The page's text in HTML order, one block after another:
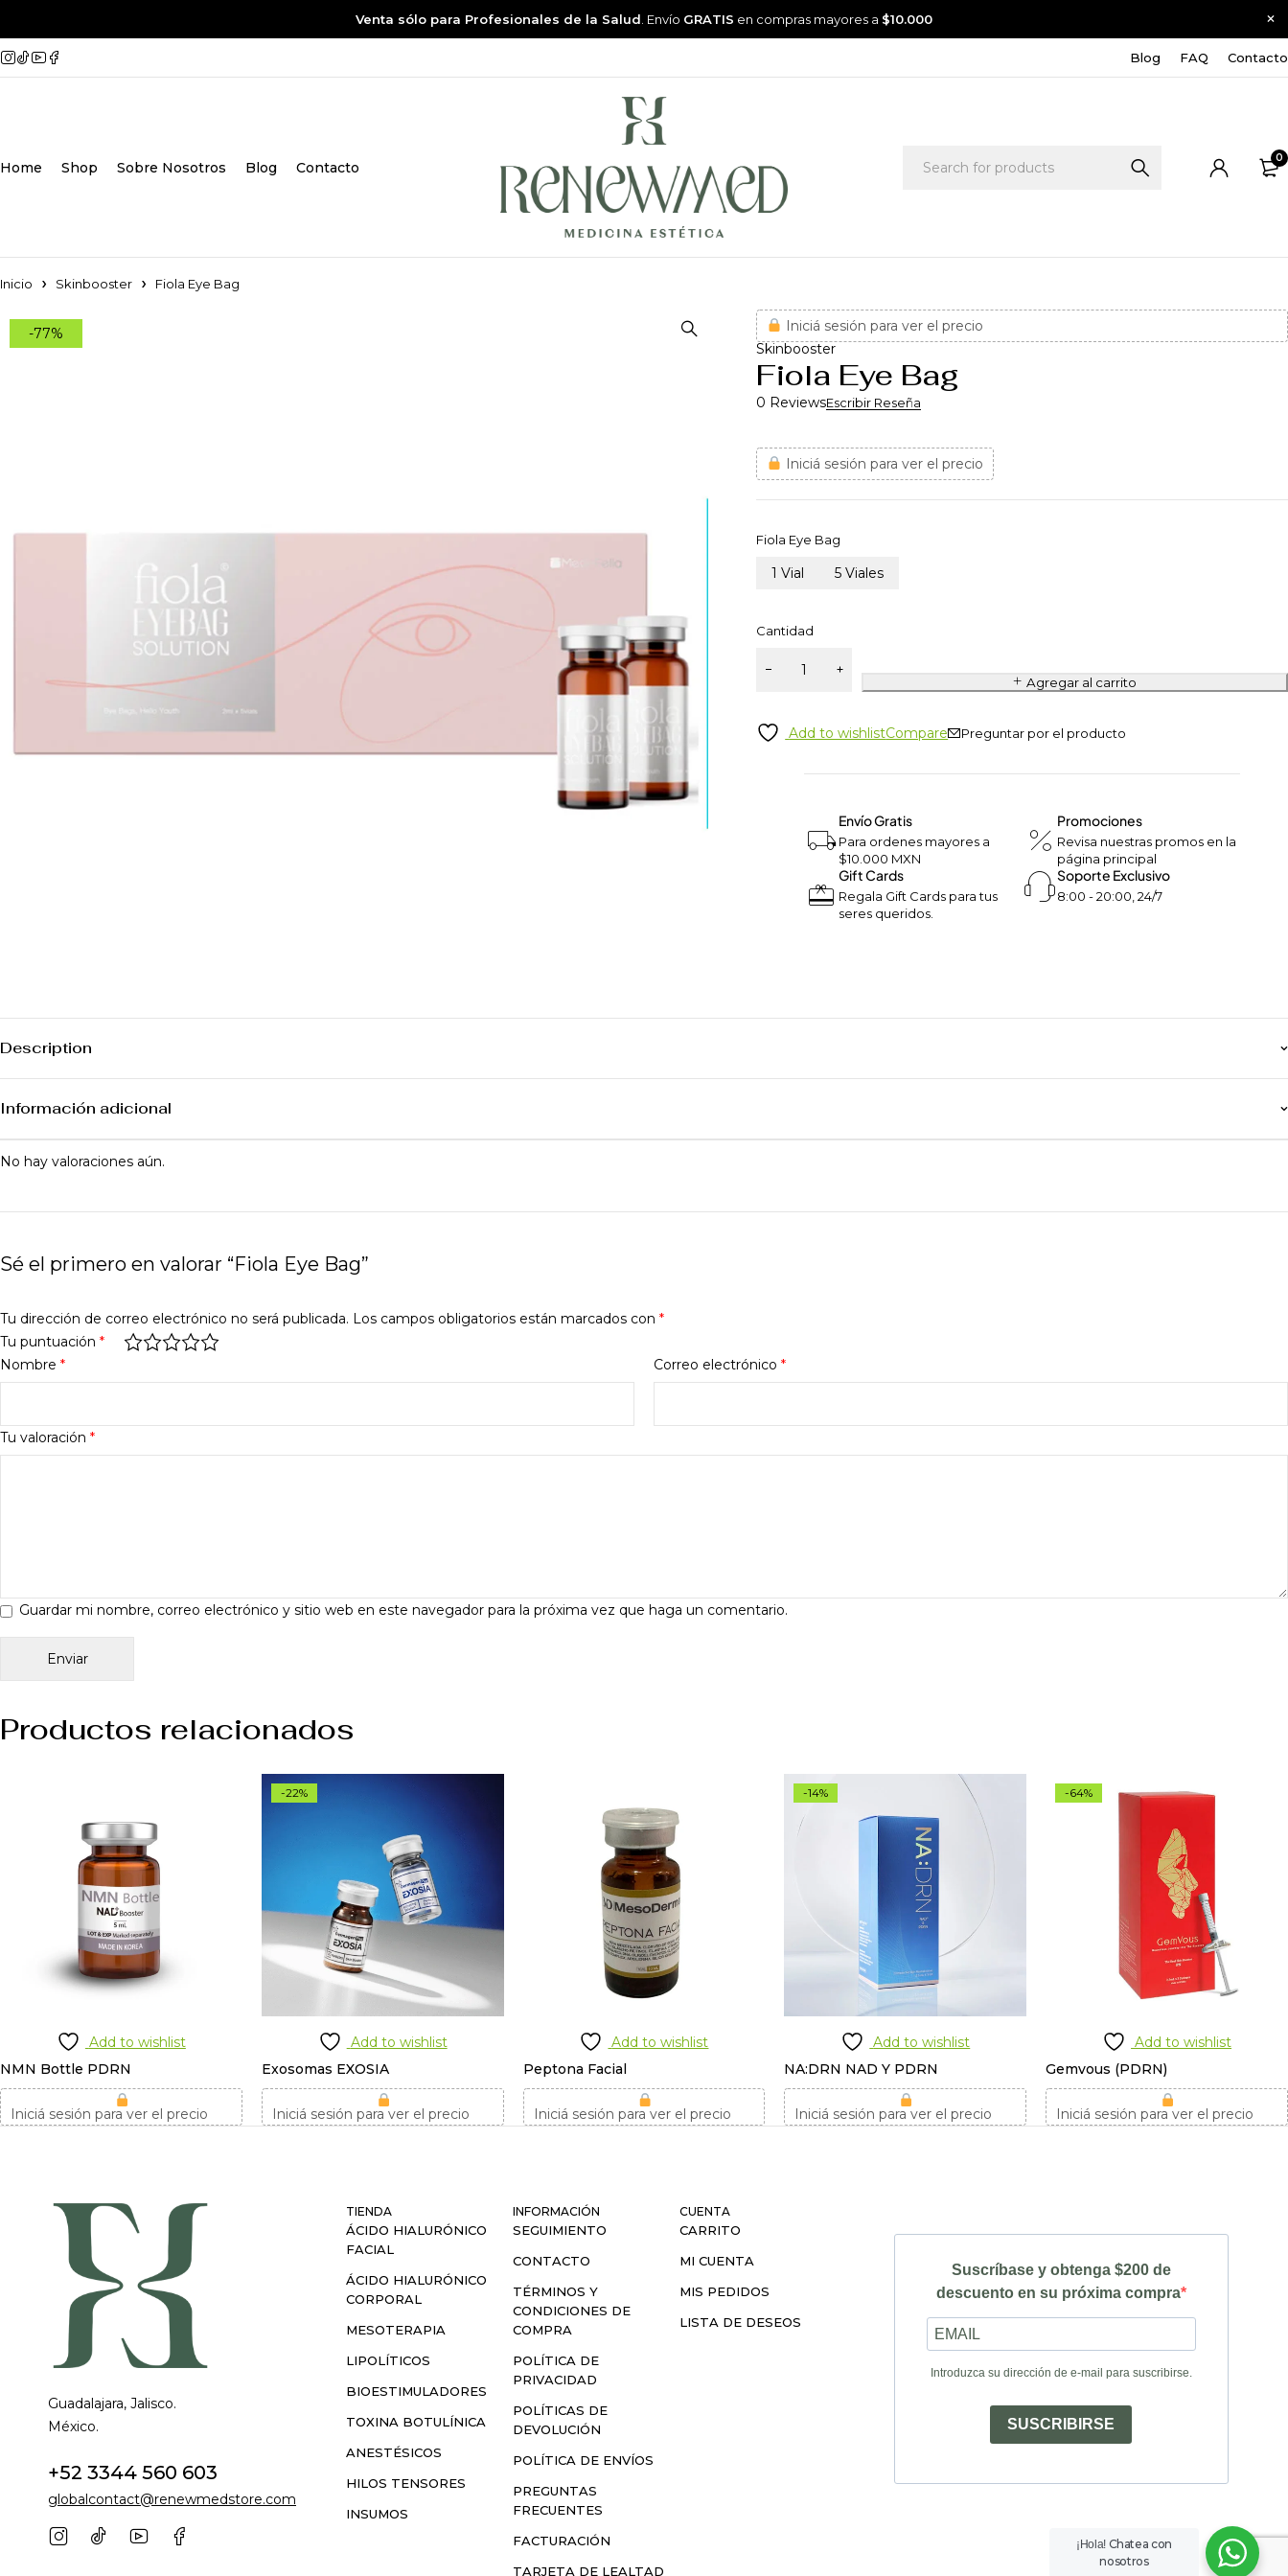
Venta sólo para Profesionales de la Salud . Envío GRATIS en compras mayores a $10.000
Blog FAQ Contacto
Home Shop Sobre Nosotros Blog Contacto
0
Inicio Skinbooster Fiola Eye Bag
-77%
Iniciá sesión para ver el precio
Skinbooster
Fiola Eye Bag
0 ReviewsEscribir Reseña
Iniciá sesión para ver el precio
Fiola Eye Bag
1 Vial 5 Viales
Cantidad
Agregar al carrito
Add to wishlistCompare Preguntar por el producto
Envío Gratis
Para ordenes mayores a
$10.000 MXN
Gift Cards
Regala Gift Cards para tus
seres queridos.
Promociones
Revisa nuestras promos en la
página principal
Soporte Exclusivo
8:00 - 20:00, 24/7
Description
Información adicional
No hay valoraciones aún.
Sé el primero en valorar “Fiola Eye Bag”
Tu dirección de correo electrónico no será publicada. Los campos obligatorios están marcados con *
Tu puntuación *
Tu valoración *
Nombre * Correo electrónico *
Guardar mi nombre, correo electrónico y sitio web en este navegador para la próxima vez que haga un comentario.
Productos relacionados
Add to wishlist
NMN Bottle PDRN
Iniciá sesión para ver el precio
-22%
Add to wishlist
Exosomas EXOSIA
Iniciá sesión para ver el precio
Add to wishlist
Peptona Facial
Iniciá sesión para ver el precio
-14%
Add to wishlist
NA:DRN NAD Y PDRN
Iniciá sesión para ver el precio
-64%
Add to wishlist
Gemvous (PDRN)
Iniciá sesión para ver el precio
Guadalajara, Jalisco.
México.
+52 3344 560 603
globalcontact@renewmedstore.com
TIENDA
ÁCIDO HIALURÓNICO
FACIAL
ÁCIDO HIALURÓNICO
CORPORAL
MESOTERAPIA
LIPOLÍTICOS
BIOESTIMULADORES
TOXINA BOTULÍNICA
ANESTÉSICOS
HILOS TENSORES
INSUMOS
INFORMACIÓN
SEGUIMIENTO
CONTACTO
TÉRMINOS Y
CONDICIONES DE
COMPRA
POLÍTICA DE
PRIVACIDAD
POLÍTICAS DE
DEVOLUCIÓN
POLÍTICA DE ENVÍOS
PREGUNTAS
FRECUENTES
FACTURACIÓN
TARJETA DE LEALTAD
CUENTA
CARRITO
MI CUENTA
MIS PEDIDOS
LISTA DE DESEOS
Suscríbase y obtenga $200 de
descuento en su próxima compra
Introduzca su dirección de e-mail para suscribirse.
SUSCRIBIRSE
¡Hola! Chatea con
nosotros